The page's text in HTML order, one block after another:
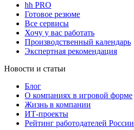
hh PRO
Готовое резюме
Все сервисы
Хочу у вас работать
Производственный календарь
Экспертная рекомендация
Новости и статьи
Блог
О компаниях в игровой форме
Жизнь в компании
ИТ-проекты
Рейтинг работодателей России